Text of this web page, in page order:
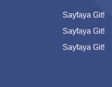
Sayfaya Git!
Sayfaya Git!
Sayfaya Git!